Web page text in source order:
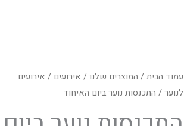
עמוד הבית/ המוצרים שלנו/ אירועים / אירועים
לנוער/ התכנסות נוער ביום האיחוד